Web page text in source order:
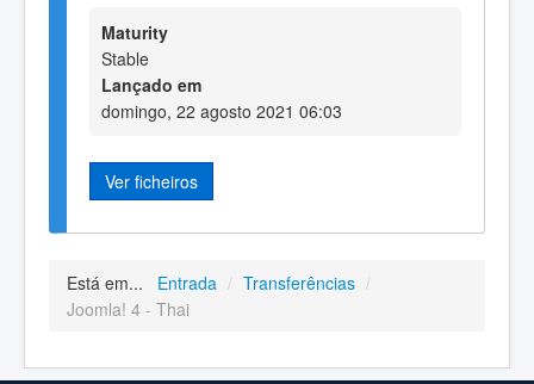
Maturity
Stable
Lançado em
domingo, 22 agosto 2021 06:03
Ver ficheiros
Está em... Entrada / Transferências /
Joomla! 4 - Thai